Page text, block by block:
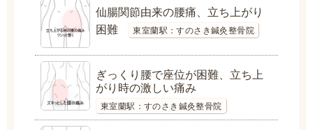
仙腸関節由来の腰痛、立ち上がり
困難
東室蘭駅：すのさき鍼灸整骨院
ぎっくり腰で座位が困難、立ち上
がり時の激しい痛み
東室蘭駅：すのさき鍼灸整骨院